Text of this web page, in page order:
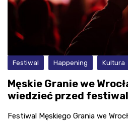
Festiwal Happening Kultura
Męskie Granie we
wiedzieć przed
Festiwal Męskiego Grania we